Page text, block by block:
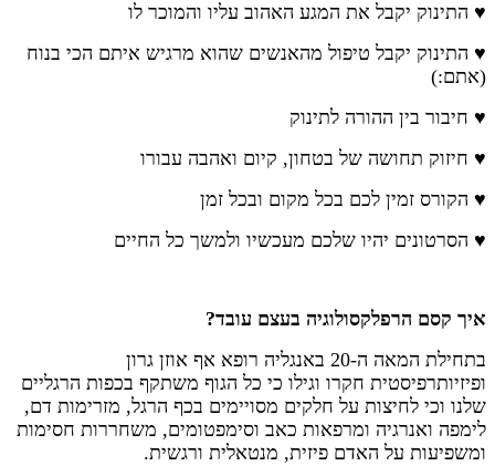
♥ התינוק יקבל את המגע האהוב עליו והמוכר לו
♥ התינוק יקבל טיפול מהאנשים שהוא מרגיש איתם הכי בנוח
(אתם:)
♥ חיבור בין ההורה לתינוק
♥ חיזוק תחושה של בטחון, קיום ואהבה עבורו
♥ הקורס זמין לכם בכל מקום ובכל זמן
♥ הסרטונים יהיו שלכם מעכשיו ולמשך כל החיים
איך קסם הרפלקסולוגיה בעצם עובד?
בתחילת המאה ה-20 באנגליה רופא אף אוזן גרון
ופיזיותרפיסטית חקרו וגילו כי כל הגוף משתקף בכפות הרגליים
שלנו וכי לחיצות על חלקים מסויימים בכף הרגל, מזרימות דם,
לימפה ואנרגיה ומרפאות כאב וסימפטומים, משחררות חסימות
ומשפיעות על האדם פיזית, מנטאלית ורגשית.